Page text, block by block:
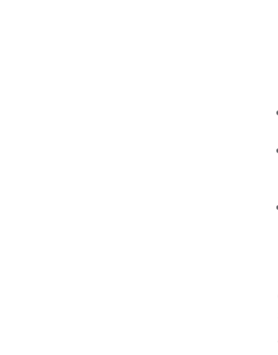
Sur ce
Chez
stockent
contenu
également
sur le
cliquant
que nous